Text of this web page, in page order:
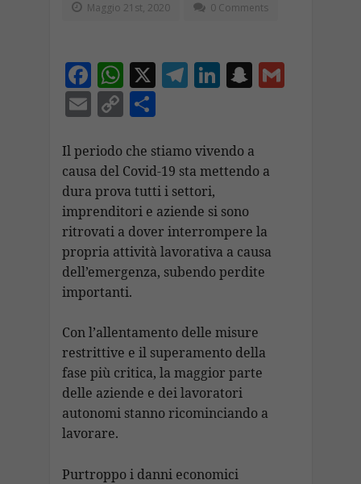
Maggio 21st, 2020 0 Comments
F
ac
e
b
o
o
k
W
h
at
s
A
p
p
X T
gr
a
m
Li
e
dI
n
S
p
c
at
G
E
ai
l
C
p
y
Li
n
k
C
n
di
vi
di
Il periodo che stiamo vivendo a
causa del Covid-19 sta mettendo a
dura prova tutti i settori,
imprenditori e aziende si sono
ritrovati a dover interrompere la
propria attività lavorativa a causa
dell’emergenza, subendo perdite
importanti.
Con l’allentamento delle misure
restrittive e il superamento della
fase più critica, la maggior parte
delle aziende e dei lavoratori
autonomi stanno ricominciando a
lavorare.
Purtroppo i danni economici